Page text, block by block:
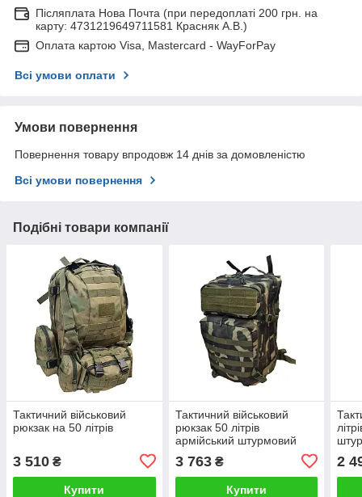
Післяплата Нова Почта (при передоплаті 200 грн. на
карту: 4731219649711581 Красняк А.В.)
Оплата картою Visa, Mastercard - WayForPay
Всі умови оплати
Умови повернення
Повернення товару впродовж 14 днів за домовленістю
Всі умови повернення
Подібні товари компанії
Тактичний військовий
рюкзак на 50 літрів
3 510 ₴
Купити
Тактичний військовий
рюкзак 50 літрів
армійський штурмовий
для бійців ЗСУ похідний
3 763₴
Купити
2